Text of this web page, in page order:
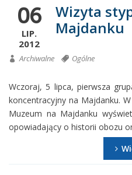
06
LIP.
2012
Wizyta
Majdanku
Archiwalne Ogólne
Wczoraj, 5 lipca, pierwsza
koncentracyjny na Majdanku.
Muzeum na Majdanku
opowiadający o historii obozu